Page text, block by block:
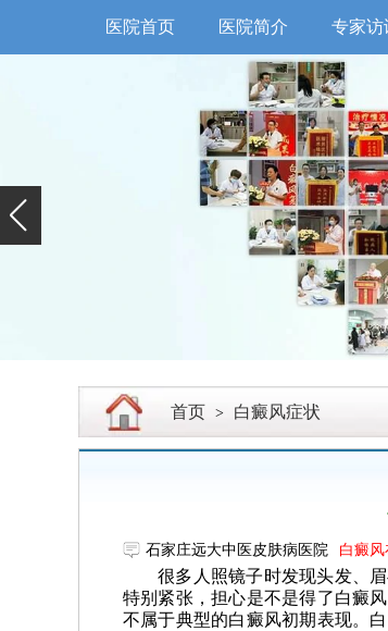
医院首页 医院简介 专家访
首页 > 白癜风症状
石家庄远大中医皮肤病医院 白癜
很多人照镜子时发现头发、
特别紧张，担心是不是得了白癜
不属于典型的白癜风初期表现。